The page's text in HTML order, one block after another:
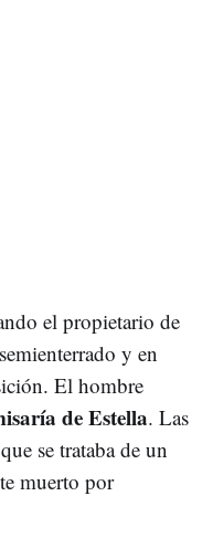
el propietario de
y en
El hombre
de Estella. Las
se trataba de un
muerto por